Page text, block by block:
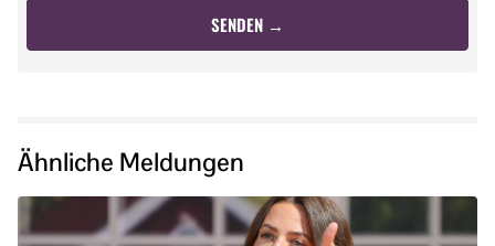
Ähnliche Meldungen